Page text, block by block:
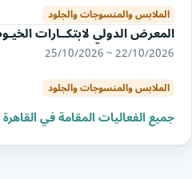
الملابس والمنسوجات والجلود
المعرض الدولي لابتكــارات
22/10/2026 ~ 25/10/2026
الملابس والمنسوجات والجلود
جميع الفعاليات المقامة في القاهرة